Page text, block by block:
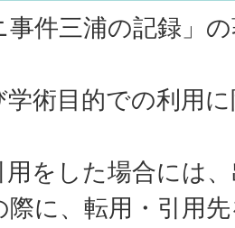
事件三浦の記録」
学術目的での利用
用をした場合には
際に、転用・引用